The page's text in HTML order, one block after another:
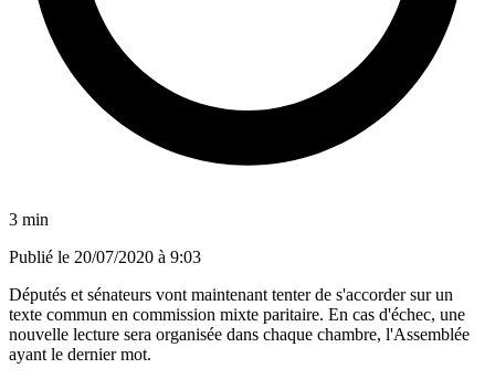
3 min
Publié le 20/07/2020 à 9:03
Députés et sénateurs vont maintenant tenter de s'accorder sur un
texte commun en commission mixte paritaire. En cas d'échec, une
nouvelle lecture sera organisée dans chaque chambre, l'Assemblée
ayant le dernier mot.